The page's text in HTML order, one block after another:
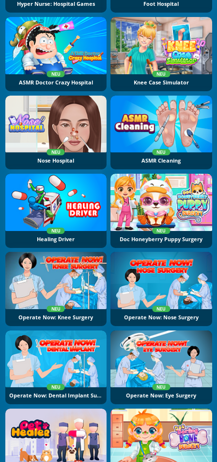
Hyper Nurse: Hospital Games Foot Hospital
NEU
ASMR Doctor Crazy Hospital
NEU
Knee Case Simulator
NEU
Nose Hospital
NEU
ASMR Cleaning
NEU
Healing Driver
NEU
Doc Honeyberry Puppy Surgery
NEU
Operate Now: Knee Surgery
NEU
Operate Now: Nose Surgery
NEU
Operate Now: Dental Implant Surgery
NEU
Operate Now: Eye Surgery